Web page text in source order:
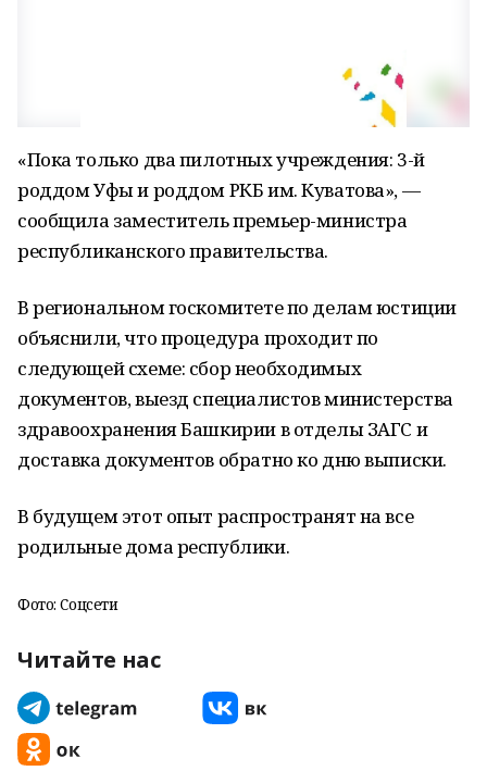
«Пока только два пилотных учреждения: 3-й
роддом Уфы и роддом РКБ им. Куватова», —
сообщила заместитель премьер-министра
республиканского правительства.
В региональном госкомитете по делам юстиции
объяснили, что процедура проходит по
следующей схеме: сбор необходимых
документов, выезд специалистов министерства
здравоохранения Башкирии в отделы ЗАГС и
доставка документов обратно ко дню выписки.
В будущем этот опыт распространят на все
родильные дома республики.
Фото: Соцсети
Читайте нас